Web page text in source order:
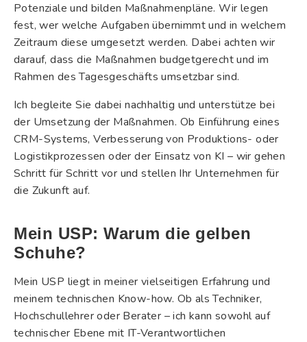
Potenziale und bilden Maßnahmenpläne. Wir legen
fest, wer welche Aufgaben übernimmt und in welchem
Zeitraum diese umgesetzt werden. Dabei achten wir
darauf, dass die Maßnahmen budgetgerecht und im
Rahmen des Tagesgeschäfts umsetzbar sind.
Ich begleite Sie dabei nachhaltig und unterstütze bei
der Umsetzung der Maßnahmen. Ob Einführung eines
CRM-Systems, Verbesserung von Produktions- oder
Logistikprozessen oder der Einsatz von KI – wir gehen
Schritt für Schritt vor und stellen Ihr Unternehmen für
die Zukunft auf.
Mein USP: Warum die gelben
Schuhe?
Mein USP liegt in meiner vielseitigen Erfahrung und
meinem technischen Know-how. Ob als Techniker,
Hochschullehrer oder Berater – ich kann sowohl auf
technischer Ebene mit IT-Verantwortlichen